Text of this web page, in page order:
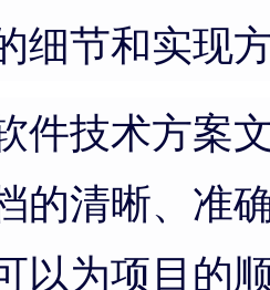
细节和实现
件技术方案
的清晰、准
以为项目的